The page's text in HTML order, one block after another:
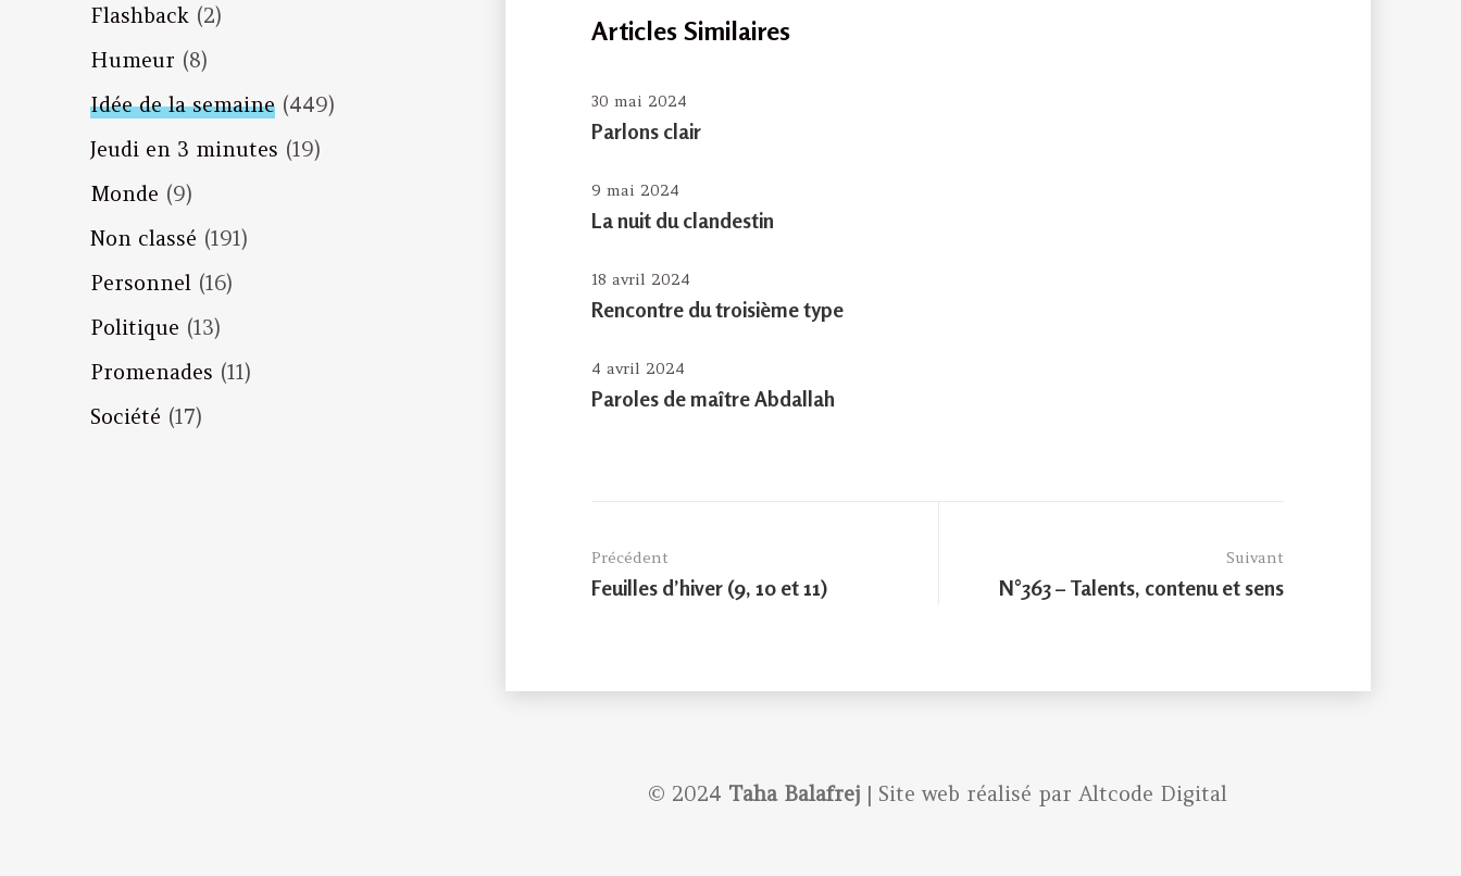
Flashback (2)
Humeur (8)
Idée de la semaine(449)
Jeudi en 3 minutes (19)
Monde (9)
Non classé (191)
Personnel (16)
Politique (13)
Promenades (11)
Société (17)
Articles Similaires
30 mai 2024
Parlons clair
9 mai 2024
La nuit du clandestin
18 avril 2024
Rencontre du troisième type
4 avril 2024
Paroles de maître Abdallah
de
l’article
Précédent
Previous
Feuilles d’hiver (9, 10 et 11)
Suivant
Article
N°363 – Talents, contenu et sens
© 2024 Taha Balafrej | Site web réalisé parAltcode Digital